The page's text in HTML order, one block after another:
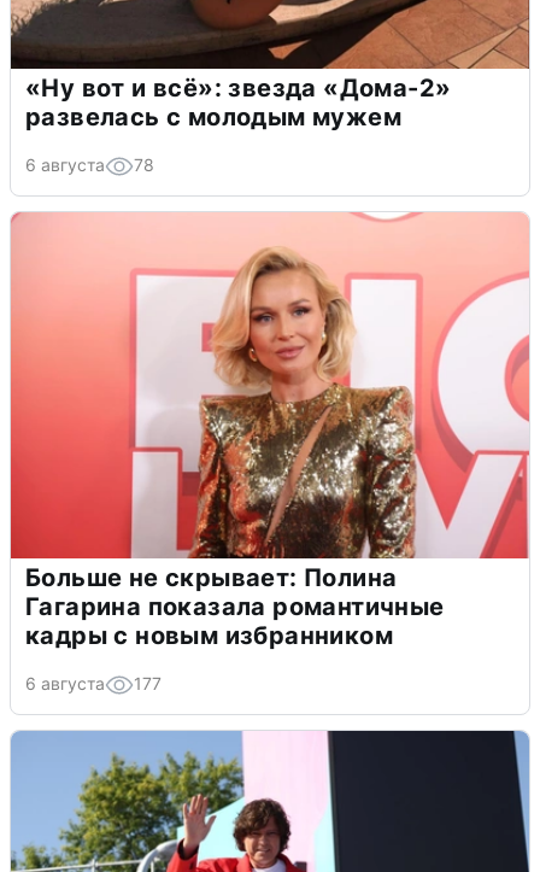
«Ну вот и всё»: звезда «Дома-2»
развелась с молодым мужем
6 августа 78
Больше не скрывает: Полина
Гагарина показала романтичные
кадры с новым избранником
6 августа 177